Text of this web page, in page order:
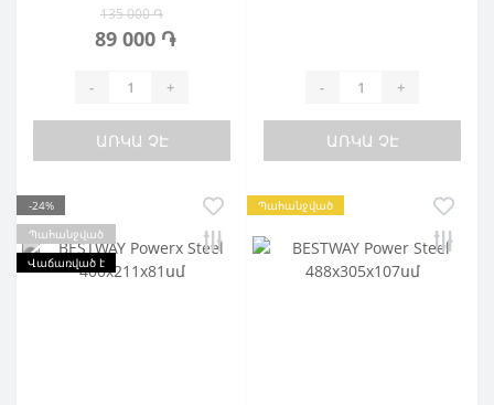
135 000 ֏
89 000 ֏
- +
ԱՌԿԱ ՉԷ
- +
ԱՌԿԱ ՉԷ
-24%
Պահանջված
Վաճառված է
Պահանջված